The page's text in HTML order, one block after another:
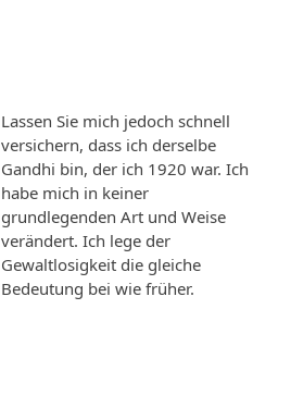
Lassen Sie mich jedoch schnell
versichern, dass ich derselbe
Gandhi bin, der ich 1920 war. Ich
habe mich in keiner
grundlegenden Art und Weise
verändert. Ich lege der
Gewaltlosigkeit die gleiche
Bedeutung bei wie früher.